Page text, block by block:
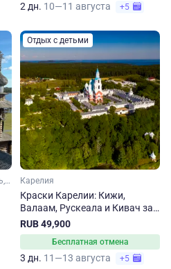
2 дн. 10—11 августа +5
Карелия, Архангельская область, Арктика
Отдых с детьми
Карелия
Краски Карелии: Кижи,
Валаам, Рускеала и Кивач за
3 дня
RUB 49,900
Бесплатная отмена
3 дн. 11—13 августа +5